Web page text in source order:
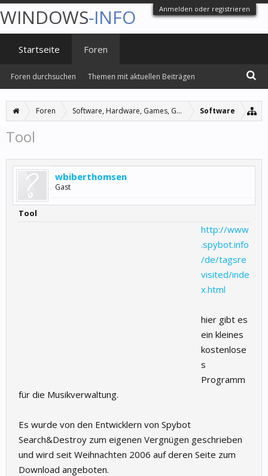
Anmelden oder registrieren
Foren Software, Hardware, Games, Grafiken Software
Tool
wbiberthomsen
Gast
Tool
http://www
.spybot.info
/de/tagsre
visited/inde
x.html
hier gibt es
ein kleines
kostenlose
s
Programm
für die Musikverwaltung.
Es wurde von den Entwicklern von Spybot
Search&Destroy zum eigenen Vergnügen geschrieben
und wird seit Weihnachten 2006 auf deren Seite zum
Download angeboten.
WINDOWS-INFO
Startseite Foren
Foren durchsuchen Themen mit aktuellen Beiträgen